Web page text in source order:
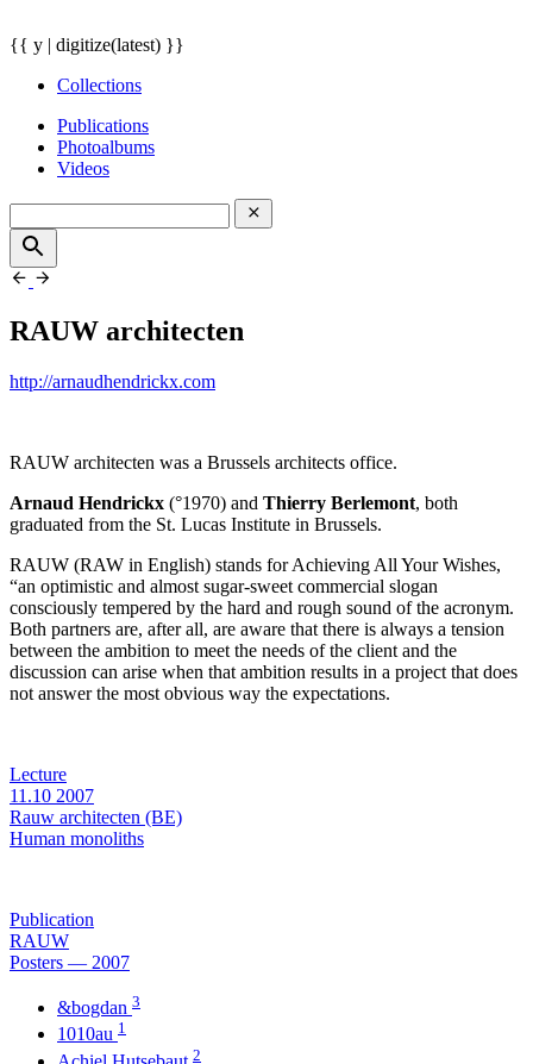
{{ y | digitize(latest) }}
Collections
Publications
Photoalbums
Videos
RAUW architecten
http://arnaudhendrickx.com
RAUW architecten was a Brussels architects office.
Arnaud Hendrickx (°1970) and Thierry Berlemont, both
graduated from the St. Lucas Institute in Brussels.
RAUW (RAW in English) stands for Achieving All Your Wishes,
“an optimistic and almost sugar-sweet commercial slogan
consciously tempered by the hard and rough sound of the acronym.
Both partners are, after all, are aware that there is always a tension
between the ambition to meet the needs of the client and the
discussion can arise when that ambition results in a project that does
not answer the most obvious way the expectations.
Lecture
11.10 2007
Rauw architecten (BE)
Human monoliths
Publication
RAUW
Posters — 2007
&bogdan 3
1010au 1
2